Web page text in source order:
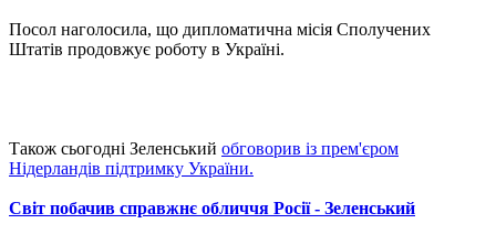
Посол наголосила, що дипломатична місія Сполучених
Штатів продовжує роботу в Україні.
Також сьогодні Зеленський обговорив із прем'єром
Нідерландів підтримку України.
Світ побачив справжнє обличчя Росії - Зеленський